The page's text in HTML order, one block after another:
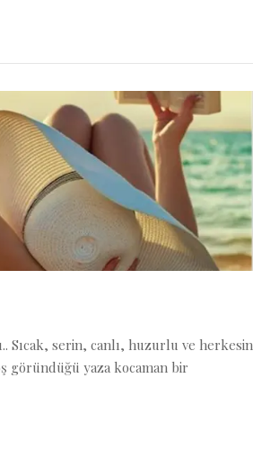
Sıcak, serin, canlı, huzurlu ve herkesin
göründüğü yaza kocaman bir